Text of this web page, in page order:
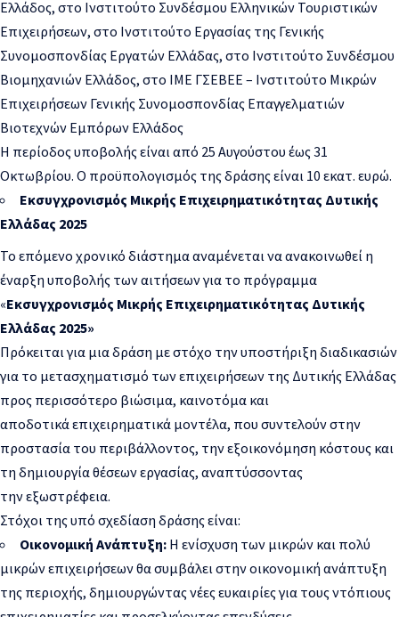
Ελλάδος, στο Ινστιτούτο Συνδέσμου Ελληνικών Τουριστικών
Επιχειρήσεων, στο Ινστιτούτο Εργασίας της Γενικής
Συνομοσπονδίας Εργατών Ελλάδας, στο Ινστιτούτο Συνδέσμου
Βιομηχανιών Ελλάδος, στο ΙΜΕ ΓΣΕΒΕΕ – Ινστιτούτο Μικρών
Επιχειρήσεων Γενικής Συνομοσπονδίας Επαγγελματιών
Βιοτεχνών Εμπόρων Ελλάδος​
Η περίοδος υποβολής είναι από 25 Αυγούστου έως 31
Οκτωβρίου. Ο προϋπολογισμός της δράσης είναι 10 εκατ. ευρώ.
Εκσυγχρονισμός Μικρής Επιχειρηματικότητας Δυτικής
Ελλάδας 2025
Το επόμενο χρονικό διάστημα αναμένεται να ανακοινωθεί η
έναρξη υποβολής των αιτήσεων για το πρόγραμμα
«Εκσυγχρονισμός Μικρής Επιχειρηματικότητας Δυτικής
Ελλάδας 2025»
Πρόκειται για μια δράση με στόχο την υποστήριξη διαδικασιών
για το μετασχηματισμό των επιχειρήσεων της Δυτικής Ελλάδας
προς περισσότερο βιώσιμα, καινοτόμα και
αποδοτικά επιχειρηματικά μοντέλα, που συντελούν στην
προστασία του περιβάλλοντος, την εξοικονόμηση κόστους και
τη δημιουργία θέσεων εργασίας, αναπτύσσοντας
την εξωστρέφεια.
Στόχοι της υπό σχεδίαση δράσης είναι:
​Οικονομική Ανάπτυξη: Η ενίσχυση των μικρών και πολύ
μικρών επιχειρήσεων θα συμβάλει στην οικονομική ανάπτυξη
της περιοχής, δημιουργώντας νέες ευκαιρίες για τους ντόπιους